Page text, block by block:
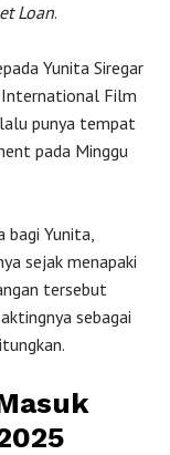
Loan.
Yunita Siregar
International Film
punya tempat
pada Minggu
bagi Yunita,
sejak menapaki
tersebut
sebagai